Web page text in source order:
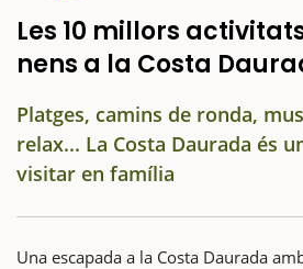
Les 10 millors
nens a la Costa
Platges, camins de ronda,
relax... La Costa Daurada és
visitar en família
Una escapada a la Costa Daurada